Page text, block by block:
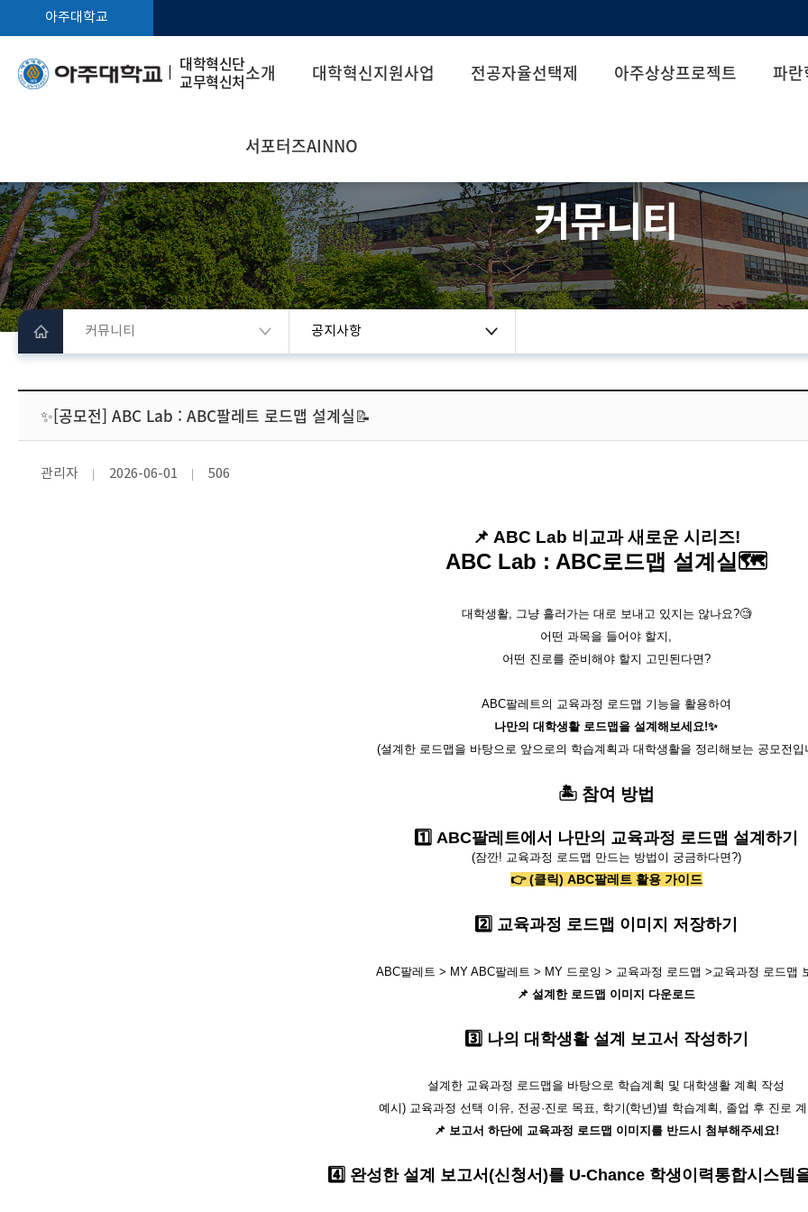
아주대학교
대학혁신단
교무혁신처소개 대학혁신지원사업 전공자율선택제 아주상상프로젝트 파
서포터즈AINNO
커뮤니티
커뮤니티 공지사항
✨[공모전] ABC Lab : ABC팔레트 로드맵 설계실📝
관리자 2026-06-01 506
📌 ABC Lab 비교과 새로운 시리즈!
ABC Lab : ABC로드맵 설계실🗺️
대학생활, 그냥 흘러가는 대로 보내고 있지는 않나요?🧐
어떤 과목을 들어야 할지,
어떤 진로를 준비해야 할지 고민된다면?
ABC팔레트의 교육과정 로드맵 기능을 활용하여
나만의 대학생활 로드맵을 설계해보세요!✨
(설계한 로드맵을 바탕으로 앞으로의 학습계획과 대학생활을 정리해보는 공모전입
🏝️ 참여 방법
1️⃣ ABC팔레트에서 나만의 교육과정 로드맵 설계하기
(잠깐! 교육과정 로드맵 만드는 방법이 궁금하다면?)
👉 (클릭) ABC팔레트 활용 가이드
2️⃣ 교육과정 로드맵 이미지 저장하기
ABC팔레트 > MY ABC팔레트 > MY 드로잉 > 교육과정 로드맵 >교육과정 로드맵
📌 설계한 로드맵 이미지 다운로드
3️⃣ 나의 대학생활 설계 보고서 작성하기
설계한 교육과정 로드맵을 바탕으로 학습계획 및 대학생활 계획 작성
예시) 교육과정 선택 이유, 전공·진로 목표, 학기(학년)별 학습계획, 졸업 후 진로
📌 보고서 하단에 교육과정 로드맵 이미지를 반드시 첨부해주세요!
4️⃣ 완성한 설계 보고서(신청서)를 U-Chance 학생이력통합시스템